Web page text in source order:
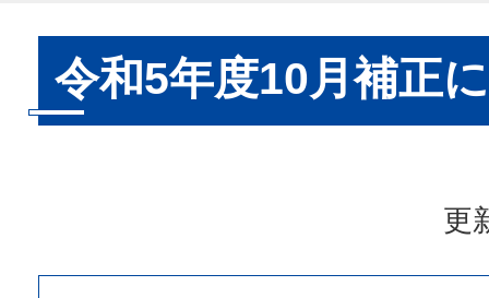
令和5年度10月補正
更